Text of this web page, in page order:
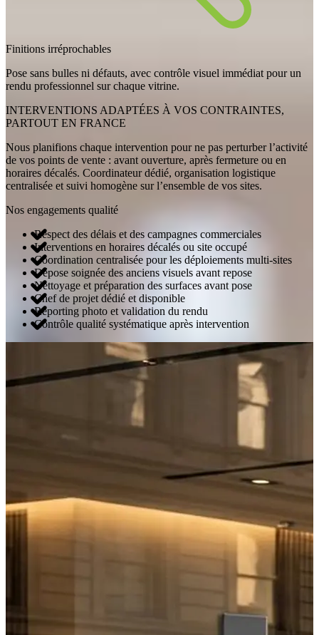
Finitions irréprochables
Pose sans bulles ni défauts, avec contrôle visuel immédiat pour un
rendu professionnel sur chaque vitrine.
INTERVENTIONS ADAPTÉES À VOS CONTRAINTES,
PARTOUT EN FRANCE
Nous planifions chaque intervention pour ne pas perturber l’activité
de vos points de vente : avant ouverture, après fermeture ou en
horaires décalés. Coordinateur dédié, organisation logistique
centralisée et suivi homogène sur l’ensemble de vos sites.
Nos engagements qualité
Respect des délais et des campagnes commerciales
Interventions en horaires décalés ou site occupé
Coordination centralisée pour les déploiements multi-sites
Dépose soignée des anciens visuels avant repose
Nettoyage et préparation des surfaces avant pose
Chef de projet dédié et disponible
Reporting photo et validation du rendu
Contrôle qualité systématique après intervention